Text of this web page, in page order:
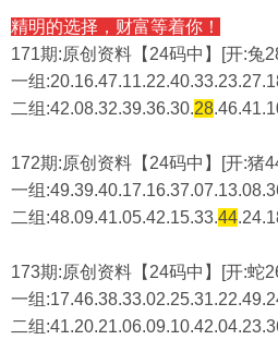
精明的选择，财富等着你！
171期:原创资料【24码中】[开:兔
一组
二组:42.08.32.39.36.30.28
172期:原创资料【24码中】[开:猪
一组
二组:48.09.41.05.42.15.33.44
173期:原创资料【24码中】[开:蛇
一组
二组: